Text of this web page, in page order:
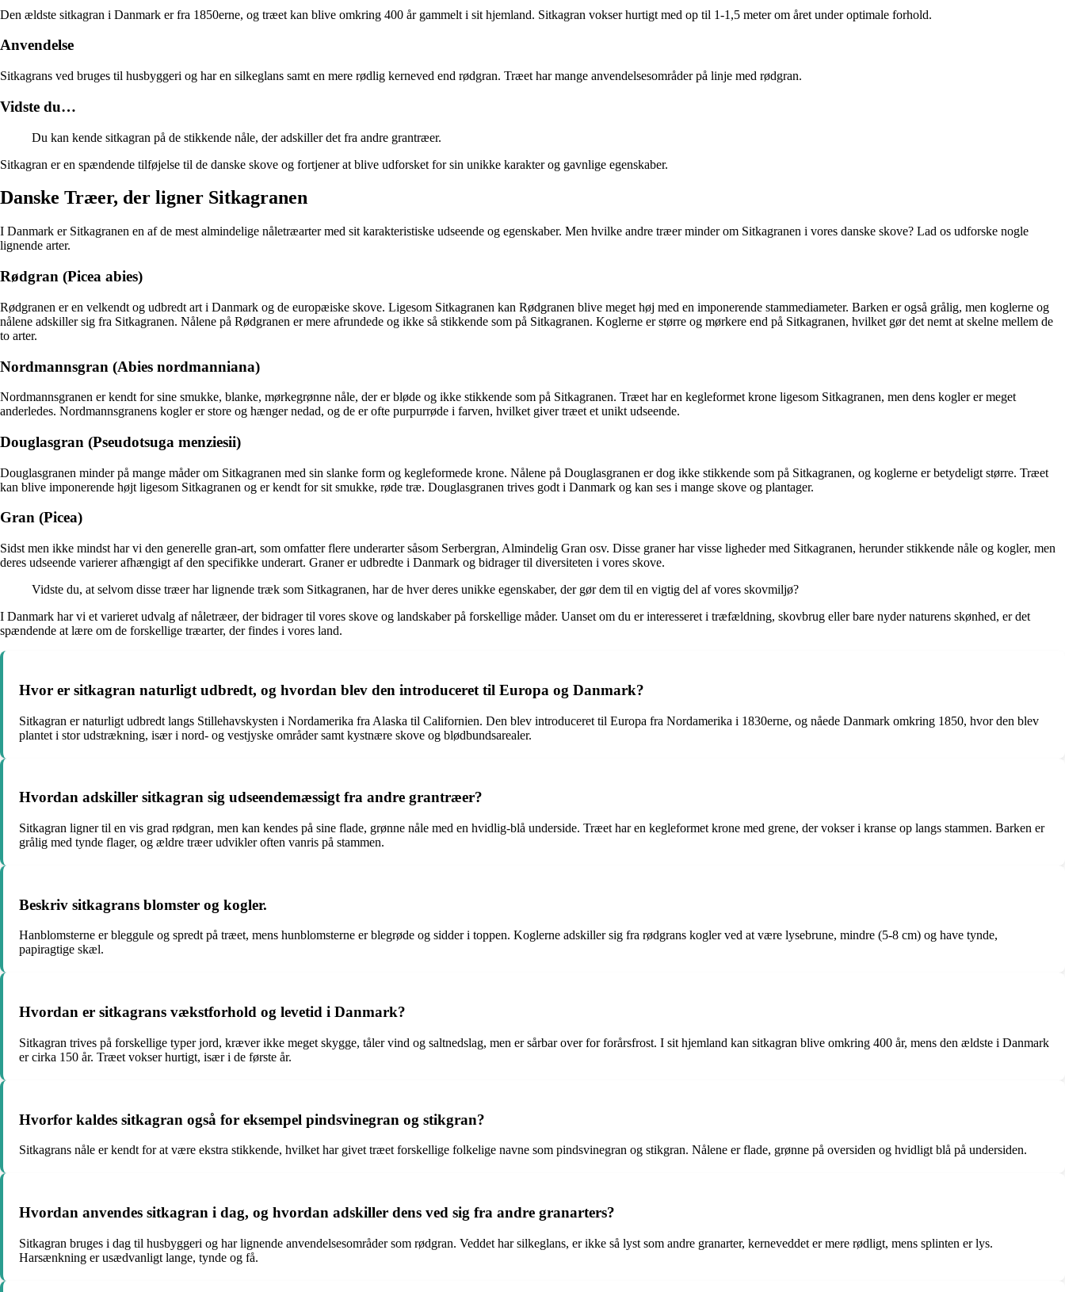
Den ældste sitkagran i Danmark er fra 1850erne, og træet kan blive omkring 400 år gammelt i sit hjemland. Sitkagran vokser hurtigt med op til 1-1,5 meter om året under optimale forhold.
Anvendelse
Sitkagrans ved bruges til husbyggeri og har en silkeglans samt en mere rødlig kerneved end rødgran. Træet har mange anvendelsesområder på linje med rødgran.
Vidste du…
Du kan kende sitkagran på de stikkende nåle, der adskiller det fra andre grantræer.
Sitkagran er en spændende tilføjelse til de danske skove og fortjener at blive udforsket for sin unikke karakter og gavnlige egenskaber.
Danske Træer, der ligner Sitkagranen
I Danmark er Sitkagranen en af de mest almindelige nåletræarter med sit karakteristiske udseende og egenskaber. Men hvilke andre træer minder om Sitkagranen i vores danske skove? Lad os udforske nogle
lignende arter.
Rødgran (Picea abies)
Rødgranen er en velkendt og udbredt art i Danmark og de europæiske skove. Ligesom Sitkagranen kan Rødgranen blive meget høj med en imponerende stammediameter. Barken er også grålig, men koglerne og
nålene adskiller sig fra Sitkagranen. Nålene på Rødgranen er mere afrundede og ikke så stikkende som på Sitkagranen. Koglerne er større og mørkere end på Sitkagranen, hvilket gør det nemt at skelne mellem de
to arter.
Nordmannsgran (Abies nordmanniana)
Nordmannsgranen er kendt for sine smukke, blanke, mørkegrønne nåle, der er bløde og ikke stikkende som på Sitkagranen. Træet har en kegleformet krone ligesom Sitkagranen, men dens kogler er meget
anderledes. Nordmannsgranens kogler er store og hænger nedad, og de er ofte purpurrøde i farven, hvilket giver træet et unikt udseende.
Douglasgran (Pseudotsuga menziesii)
Douglasgranen minder på mange måder om Sitkagranen med sin slanke form og kegleformede krone. Nålene på Douglasgranen er dog ikke stikkende som på Sitkagranen, og koglerne er betydeligt større. Træet
kan blive imponerende højt ligesom Sitkagranen og er kendt for sit smukke, røde træ. Douglasgranen trives godt i Danmark og kan ses i mange skove og plantager.
Gran (Picea)
Sidst men ikke mindst har vi den generelle gran-art, som omfatter flere underarter såsom Serbergran, Almindelig Gran osv. Disse graner har visse ligheder med Sitkagranen, herunder stikkende nåle og kogler, men
deres udseende varierer afhængigt af den specifikke underart. Graner er udbredte i Danmark og bidrager til diversiteten i vores skove.
Vidste du, at selvom disse træer har lignende træk som Sitkagranen, har de hver deres unikke egenskaber, der gør dem til en vigtig del af vores skovmiljø?
I Danmark har vi et varieret udvalg af nåletræer, der bidrager til vores skove og landskaber på forskellige måder. Uanset om du er interesseret i træfældning, skovbrug eller bare nyder naturens skønhed, er det
spændende at lære om de forskellige træarter, der findes i vores land.
Hvor er sitkagran naturligt udbredt, og hvordan blev den introduceret til Europa og Danmark?
Sitkagran er naturligt udbredt langs Stillehavskysten i Nordamerika fra Alaska til Californien. Den blev introduceret til Europa fra Nordamerika i 1830erne, og nåede Danmark omkring 1850, hvor den blev
plantet i stor udstrækning, især i nord- og vestjyske områder samt kystnære skove og blødbundsarealer.
Hvordan adskiller sitkagran sig udseendemæssigt fra andre grantræer?
Sitkagran ligner til en vis grad rødgran, men kan kendes på sine flade, grønne nåle med en hvidlig-blå underside. Træet har en kegleformet krone med grene, der vokser i kranse op langs stammen. Barken er
grålig med tynde flager, og ældre træer udvikler often vanris på stammen.
Beskriv sitkagrans blomster og kogler.
Hanblomsterne er bleggule og spredt på træet, mens hunblomsterne er blegrøde og sidder i toppen. Koglerne adskiller sig fra rødgrans kogler ved at være lysebrune, mindre (5-8 cm) og have tynde,
papiragtige skæl.
Hvordan er sitkagrans vækstforhold og levetid i Danmark?
Sitkagran trives på forskellige typer jord, kræver ikke meget skygge, tåler vind og saltnedslag, men er sårbar over for forårsfrost. I sit hjemland kan sitkagran blive omkring 400 år, mens den ældste i Danmark
er cirka 150 år. Træet vokser hurtigt, især i de første år.
Hvorfor kaldes sitkagran også for eksempel pindsvinegran og stikgran?
Sitkagrans nåle er kendt for at være ekstra stikkende, hvilket har givet træet forskellige folkelige navne som pindsvinegran og stikgran. Nålene er flade, grønne på oversiden og hvidligt blå på undersiden.
Hvordan anvendes sitkagran i dag, og hvordan adskiller dens ved sig fra andre granarters?
Sitkagran bruges i dag til husbyggeri og har lignende anvendelsesområder som rødgran. Veddet har silkeglans, er ikke så lyst som andre granarter, kerneveddet er mere rødligt, mens splinten er lys.
Harsænkning er usædvanligt lange, tynde og få.